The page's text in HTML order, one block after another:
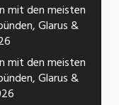
mit den meisten
Glarus &
mit den meisten
Glarus &